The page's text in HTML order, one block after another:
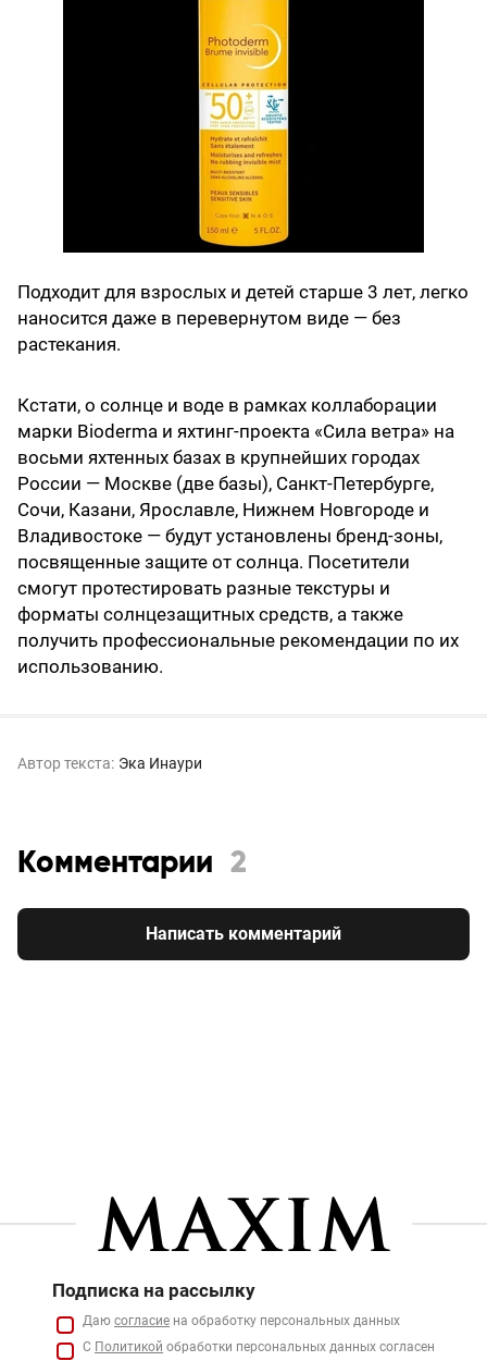
Подходит для взрослых и детей старше 3 лет, легко
наносится даже в перевернутом виде — без
растекания.
Кстати, о солнце и воде в рамках коллаборации
марки Bioderma и яхтинг-проекта «Сила ветра» на
восьми яхтенных базах в крупнейших городах
России — Москве (две базы), Санкт-Петербурге,
Сочи, Казани, Ярославле, Нижнем Новгороде и
Владивостоке — будут установлены бренд-зоны,
посвященные защите от солнца. Посетители
смогут протестировать разные текстуры и
форматы солнцезащитных средств, а также
получить профессиональные рекомендации по их
использованию.
Автор текста: Эка Инаури
Комментарии 2
Написать комментарий
Подписка на рассылку
Даю согласие на обработку персональных данных
С Политикой обработки персональных данных согласен